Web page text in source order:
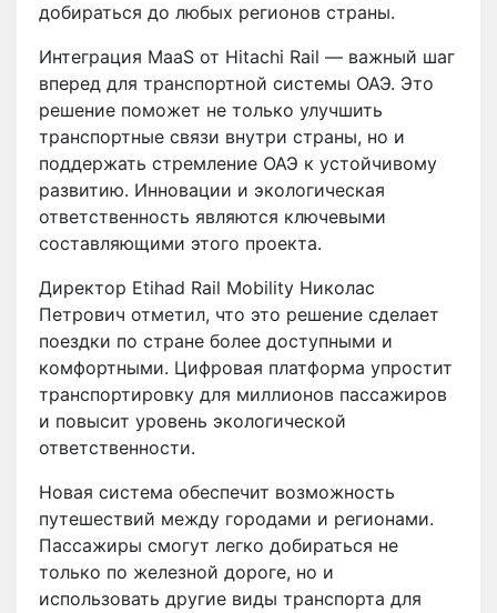
добираться до любых регионов страны.
Интеграция MaaS от Hitachi Rail — важный шаг
вперед для транспортной системы ОАЭ. Это
решение поможет не только улучшить
транспортные связи внутри страны, но и
поддержать стремление ОАЭ к устойчивому
развитию. Инновации и экологическая
ответственность являются ключевыми
составляющими этого проекта.
Директор Etihad Rail Mobility Николас
Петрович отметил, что это решение сделает
поездки по стране более доступными и
комфортными. Цифровая платформа упростит
транспортировку для миллионов пассажиров
и повысит уровень экологической
ответственности.
Новая система обеспечит возможность
путешествий между городами и регионами.
Пассажиры смогут легко добираться не
только по железной дороге, но и
использовать другие виды транспорта для